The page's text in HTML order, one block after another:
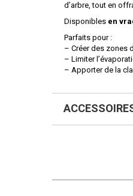
d’arbre, tout en
Disponibles en
Parfaits pour :
– Créer des zones
– Limiter
– Apporter de la